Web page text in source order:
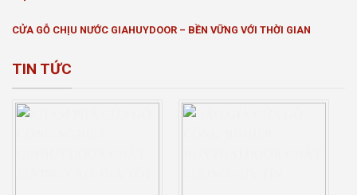
CỬA GỖ CHỊU NƯỚC GIAHUYDOOR – BỀN VỮNG VỚI THỜI GIAN
TIN TỨC